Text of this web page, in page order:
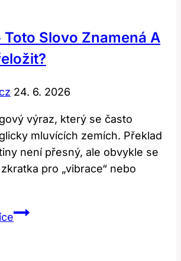
Toto Slovo Znamená A
24. 6. 2026
výraz, který se často
mluvících zemích. Překlad
není přesný, ale obvykle se
pro „vibrace“ nebo
Vibes: